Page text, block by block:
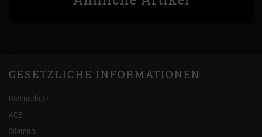
GESETZLICHE INFORMATIONEN
Datenschutz
AGB
Sitemap